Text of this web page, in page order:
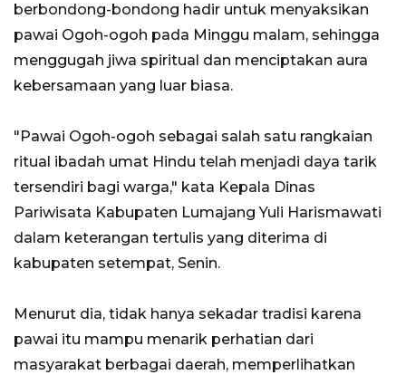
berbondong-bondong hadir untuk menyaksikan
pawai Ogoh-ogoh pada Minggu malam, sehingga
menggugah jiwa spiritual dan menciptakan aura
kebersamaan yang luar biasa.
"Pawai Ogoh-ogoh sebagai salah satu rangkaian
ritual ibadah umat Hindu telah menjadi daya tarik
tersendiri bagi warga," kata Kepala Dinas
Pariwisata Kabupaten Lumajang Yuli Harismawati
dalam keterangan tertulis yang diterima di
kabupaten setempat, Senin.
Menurut dia, tidak hanya sekadar tradisi karena
pawai itu mampu menarik perhatian dari
masyarakat berbagai daerah, memperlihatkan